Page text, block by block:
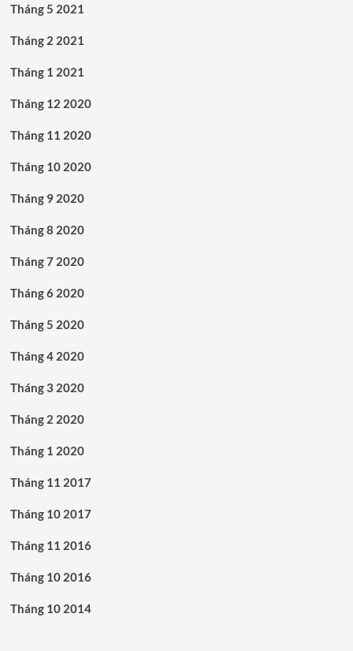
Tháng 5 2021
Tháng 2 2021
Tháng 1 2021
Tháng 12 2020
Tháng 11 2020
Tháng 10 2020
Tháng 9 2020
Tháng 8 2020
Tháng 7 2020
Tháng 6 2020
Tháng 5 2020
Tháng 4 2020
Tháng 3 2020
Tháng 2 2020
Tháng 1 2020
Tháng 11 2017
Tháng 10 2017
Tháng 11 2016
Tháng 10 2016
Tháng 10 2014